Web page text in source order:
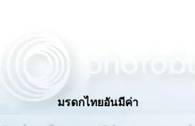
มรดกไทยอันมีค่า